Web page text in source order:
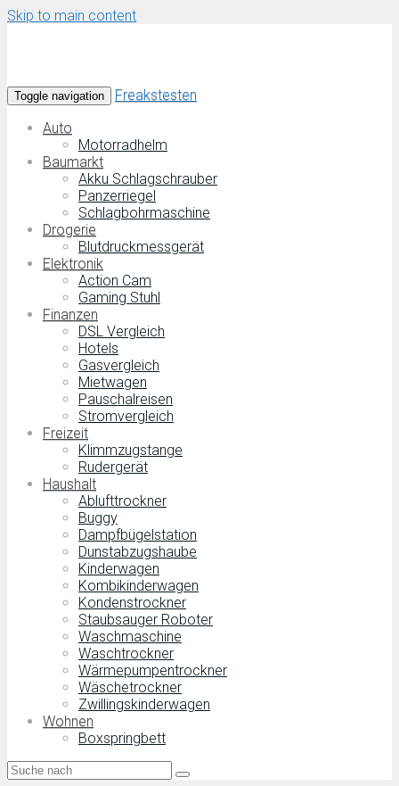
Skip to main content
Toggle navigation
Freakstesten
Auto
Motorradhelm
Baumarkt
Akku Schlagschrauber
Panzerriegel
Schlagbohrmaschine
Drogerie
Blutdruckmessgerät
Elektronik
Action Cam
Gaming Stuhl
Finanzen
DSL Vergleich
Hotels
Gasvergleich
Mietwagen
Pauschalreisen
Stromvergleich
Freizeit
Klimmzugstange
Rudergerät
Haushalt
Ablufttrockner
Buggy
Dampfbügelstation
Dunstabzugshaube
Kinderwagen
Kombikinderwagen
Kondenstrockner
Staubsauger Roboter
Waschmaschine
Waschtrockner
Wärmepumpentrockner
Wäschetrockner
Zwillingskinderwagen
Wohnen
Boxspringbett